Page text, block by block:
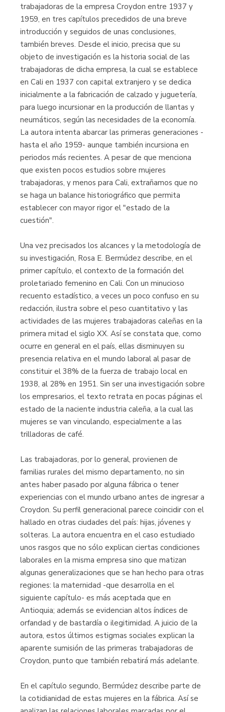
trabajadoras de la empresa Croydon entre 1937 y
1959, en tres capítulos precedidos de una breve
introduc­ción y seguidos de unas conclusiones,
también breves. Desde el inicio, precisa que su
objeto de investigación es la historia social de las
trabajadoras de dicha empresa, la cual se establece
en Cali en 1937 con capital extranjero y se dedica
inicialmente a la fabricación de calzado y juguetería,
para luego incursionar en la producción de llantas y
neumáticos, según las necesidades de la economía.
La autora intenta abarcar las primeras generaciones -
hasta el año 1959- aunque también incursiona en
periodos más recientes. A pesar de que menciona
que existen pocos estudios sobre mujeres
trabajadoras, y menos para Cali, extra­ñamos que no
se haga un balance historiográfico que permita
establecer con mayor rigor el "estado de la
cuestión".
Una vez precisados los alcances y la metodología de
su investigación, Rosa E. Bermúdez describe, en el
primer capítulo, el contexto de la formación del
proletariado femenino en Cali. Con un minucioso
recuento estadístico, a veces un poco confuso en su
redacción, ilustra sobre el peso cuantitativo y las
activi­dades de las mujeres trabajadoras caleñas en la
primera mitad el siglo XX. Así se constata que, como
ocurre en general en el país, ellas disminuyen su
presencia relativa en el mundo laboral al pasar de
constituir el 38% de la fuerza de trabajo local en
1938, al 28% en 1951. Sin ser una investigación sobre
los empresarios, el texto retrata en pocas páginas el
estado de la naciente industria caleña, a la cual las
mujeres se van vinculando, especialmente a las
trilladoras de café.
Las trabajadoras, por lo general, provienen de
familias rurales del mismo departamento, no sin
antes haber pasado por alguna fábrica o tener
experiencias con el mundo urbano antes de ingresar a
Croydon. Su perfil generacional parece coincidir con el
hallado en otras ciudades del país: hijas, jóvenes y
solteras. La autora encuentra en el caso estudiado
unos rasgos que no sólo explican ciertas condiciones
laborales en la misma empresa sino que matizan
algunas generali­zaciones que se han hecho para otras
regiones: la maternidad -que desarrolla en el
siguiente capítulo- es más aceptada que en
Antioquia; además se evidencian altos índices de
orfandad y de bastardía o ilegitimidad. A juicio de la
autora, estos últimos estigmas sociales explican la
aparente sumisión de las primeras trabajadoras de
Croydon, punto que también rebatirá más adelante.
En el capítulo segundo, Bermúdez describe parte de
la cotidianidad de estas mujeres en la fábrica. Así se